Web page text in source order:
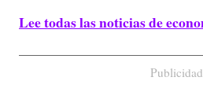
Lee todas las noticias de
Publicidad